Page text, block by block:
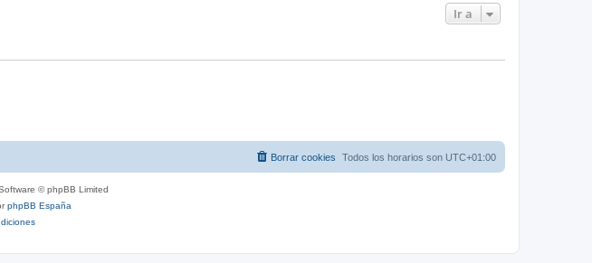
Ir a
Todos los horarios son UTC+01:00
Borrar cookies
© phpBB Limited
phpBB España